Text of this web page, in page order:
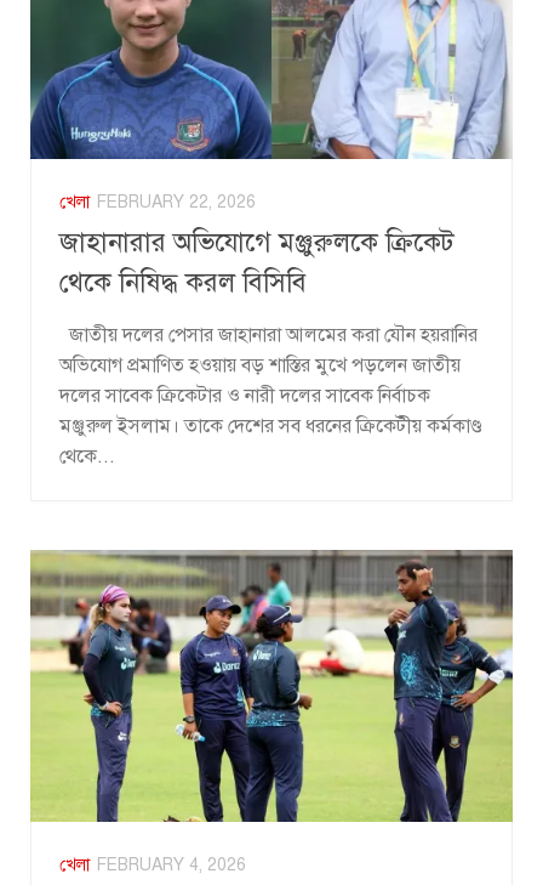
খেলা FEBRUARY 22, 2026
জাহানারার অভিযোগে মঞ্জুরুলকে ক্রিকেট
থেকে নিষিদ্ধ করল বিসিবি
জাতীয় দলের পেসার জাহানারা আলমের করা যৌন হয়রানির
অভিযোগ প্রমাণিত হওয়ায় বড় শাস্তির মুখে পড়লেন জাতীয়
দলের সাবেক ক্রিকেটার ও নারী দলের সাবেক নির্বাচক
মঞ্জুরুল ইসলাম। তাকে দেশের সব ধরনের ক্রিকেটীয় কর্মকাণ্ড
থেকে...
খেলা FEBRUARY 4, 2026